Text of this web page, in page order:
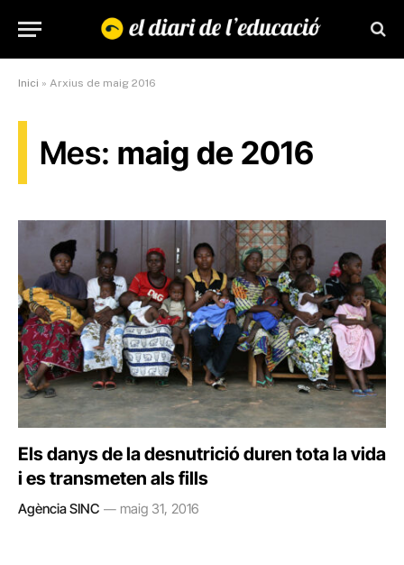
Inici » Arxius de maig 2016
Mes: maig de 2016
Els danys de la desnutrició duren tota la vida
i es transmeten als fills
Agència SINC maig 31, 2016